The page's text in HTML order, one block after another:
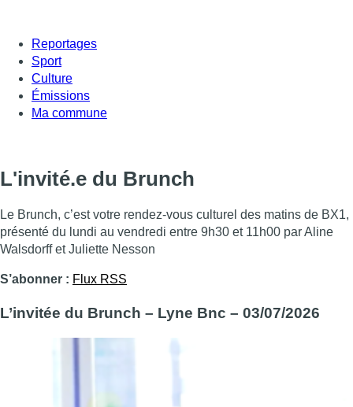
Reportages
Sport
Culture
Émissions
Ma commune
L'invité.e du Brunch
Le Brunch, c’est votre rendez-vous culturel des matins de BX1,
présenté du lundi au vendredi entre 9h30 et 11h00 par Aline
Walsdorff et Juliette Nesson
S’abonner : Flux RSS
L’invitée du Brunch – Lyne Bnc – 03/07/2026